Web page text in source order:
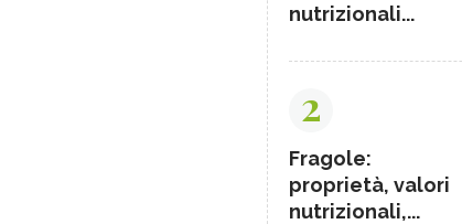
nutrizionali...
2
Fragole:
proprietà, valori
nutrizionali,...